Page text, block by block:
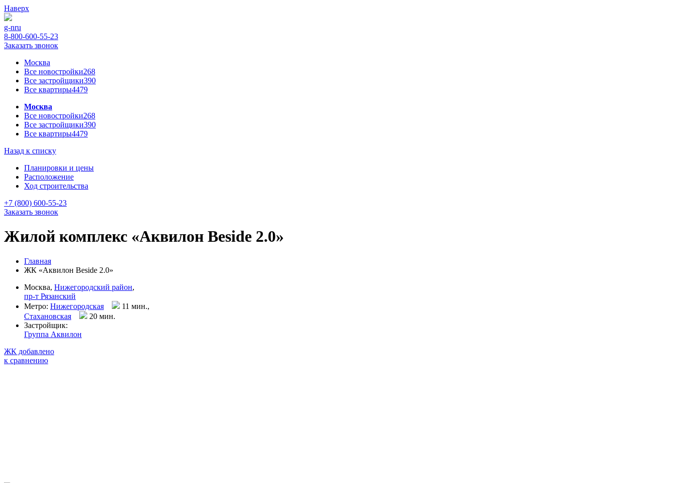
Наверх
g-nru
8-800-600-55-23
Заказать звонок
Москва
Все новостройки268
Все застройщики390
Все квартиры4479
Москва
Все новостройки268
Все застройщики390
Все квартиры4479
Назад к списку
Планировки и цены
Расположение
Ход строительства
+7 (800) 600-55-23
Заказать звонок
Жилой комплекс «Аквилон Beside 2.0»
Главная
ЖК «Аквилон Beside 2.0»
Москва, Нижегородский район,
пр-т Рязанский
Метро: Нижегородская
11 мин.,
Стахановская
20 мин.
Застройщик:
Группа Аквилон
ЖК добавлено
к сравнению